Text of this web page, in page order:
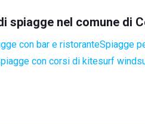
spiagge nel comune di
con bar e ristoranteSpiagge
con corsi di kitesurf